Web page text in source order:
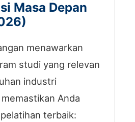
Masa Depan
menawarkan
studi yang relevan
industri
Anda
terbaik: